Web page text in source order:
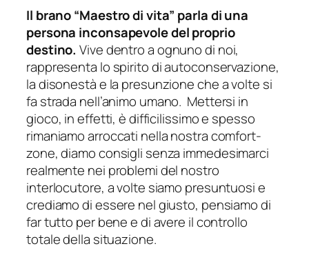
Il brano “Maestro di vita” parla di una
persona inconsapevole del proprio
destino. Vive dentro a ognuno di noi,
rappresenta lo spirito di autoconservazione,
la disonestà e la presunzione che a volte si
fa strada nell’animo umano. Mettersi in
gioco, in effetti, è difficilissimo e spesso
rimaniamo arroccati nella nostra comfort-
zone, diamo consigli senza immedesimarci
realmente nei problemi del nostro
interlocutore, a volte siamo presuntuosi e
crediamo di essere nel giusto, pensiamo di
far tutto per bene e di avere il controllo
totale della situazione.